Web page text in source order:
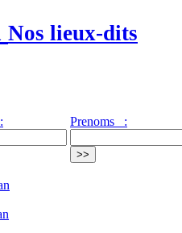
Nos lieux-dits
Prenoms :